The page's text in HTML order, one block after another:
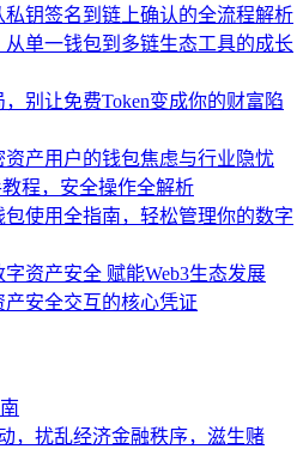
私钥签名到链上确认的全流程解析
从单一钱包到多链生态工具的成长
别让免费Token变成你的财富陷
资产用户的钱包焦虑与行业隐忧
程，安全操作全解析
包使用全指南，轻松管理你的数字
资产安全 赋能Web3生态发展
产安全交互的核心凭证
，扰乱经济金融秩序，滋生赌